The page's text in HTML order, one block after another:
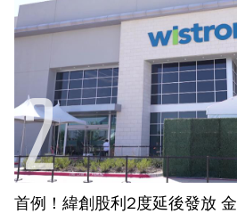
首例！緯創股利2度延後發放